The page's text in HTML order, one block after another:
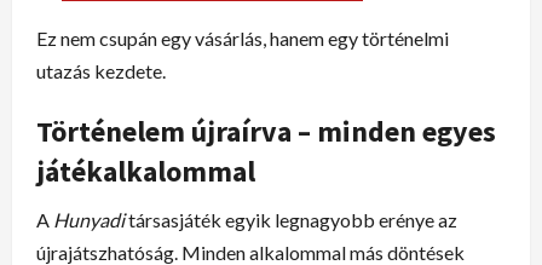
Ez nem csupán egy vásárlás, hanem egy történelmi
utazás kezdete.
Történelem újraírva – minden egyes
játékalkalommal
A Hunyaditársasjáték egyik legnagyobb erénye az
újrajátszhatóság. Minden alkalommal más döntések